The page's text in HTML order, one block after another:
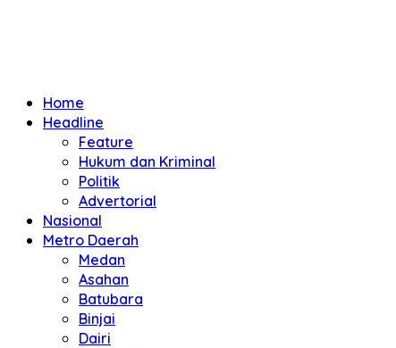
Home
Headline
Feature
Hukum dan Kriminal
Politik
Advertorial
Nasional
Metro Daerah
Medan
Asahan
Batubara
Binjai
Dairi